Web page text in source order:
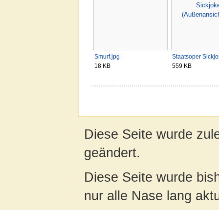
Smurf.jpg
18 KB
Staatsoper
559 KB
Diese Seite wurde
geändert.
Diese Seite wurde
nur alle Nase lang